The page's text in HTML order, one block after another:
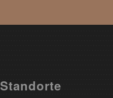
Standorte